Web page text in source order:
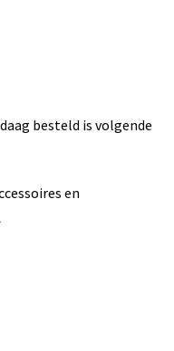
besteld is volgende
en